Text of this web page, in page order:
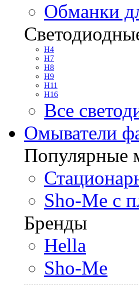
Обманки
H4
H7
H8
H9
H11
H16
Все
Омыватели
Популярные
Sho-Me с
Бренды
Hella
Sho-Me